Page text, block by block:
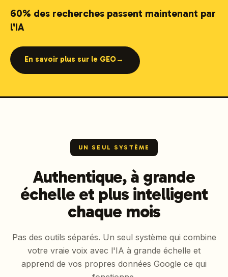
60% des recherches passent maintenant par
l'IA
En savoir plus sur le GEO→
UN SEUL SYSTÈME
Authentique, à grande
échelle et plus intelligent
chaque mois
Pas des outils séparés. Un seul système qui combine
votre vraie voix avec l'IA à grande échelle et
apprend de vos propres données Google ce qui